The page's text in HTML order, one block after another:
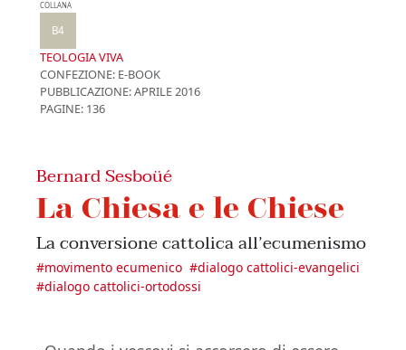
COLLANA
B4
TEOLOGIA VIVA
CONFEZIONE: E-BOOK
PUBBLICAZIONE:APRILE 2016
PAGINE: 136
Bernard Sesboüé
La Chiesa e le Chiese
La conversione cattolica all’ecumenismo
#movimento ecumenico #dialogo cattolici-evangelici
#dialogo cattolici-ortodossi